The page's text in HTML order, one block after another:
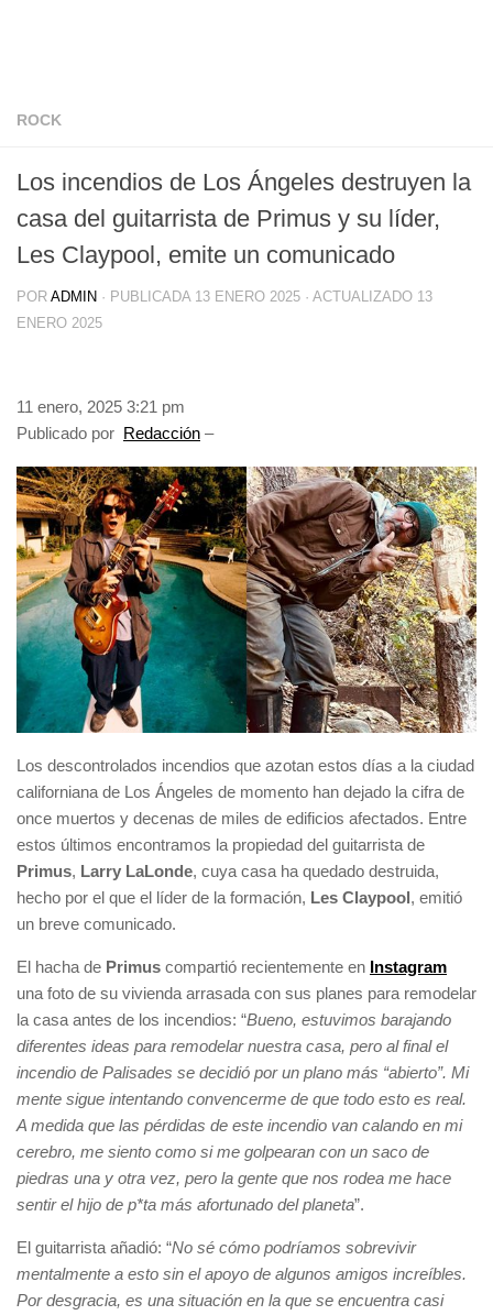
ROCK
Los incendios de Los Ángeles destruyen la
casa del guitarrista de Primus y su líder,
Les Claypool, emite un comunicado
POR ADMIN · PUBLICADA 13 ENERO 2025 · ACTUALIZADO 13
ENERO 2025
11 enero, 2025 3:21 pm
Publicado por Redacción –
Los descontrolados incendios que azotan estos días a la ciudad
californiana de Los Ángeles de momento han dejado la cifra de
once muertos y decenas de miles de edificios afectados. Entre
estos últimos encontramos la propiedad del guitarrista de
Primus, Larry LaLonde, cuya casa ha quedado destruida,
hecho por el que el líder de la formación, Les Claypool, emitió
un breve comunicado.
El hacha de Primus compartió recientemente en Instagram
una foto de su vivienda arrasada con sus planes para remodelar
la casa antes de los incendios: “Bueno, estuvimos barajando
diferentes ideas para remodelar nuestra casa, pero al final el
incendio de Palisades se decidió por un plano más “abierto”. Mi
mente sigue intentando convencerme de que todo esto es real.
A medida que las pérdidas de este incendio van calando en mi
cerebro, me siento como si me golpearan con un saco de
piedras una y otra vez, pero la gente que nos rodea me hace
sentir el hijo de p*ta más afortunado del planeta”.
El guitarrista añadió: “No sé cómo podríamos sobrevivir
mentalmente a esto sin el apoyo de algunos amigos increíbles.
Por desgracia, es una situación en la que se encuentra casi